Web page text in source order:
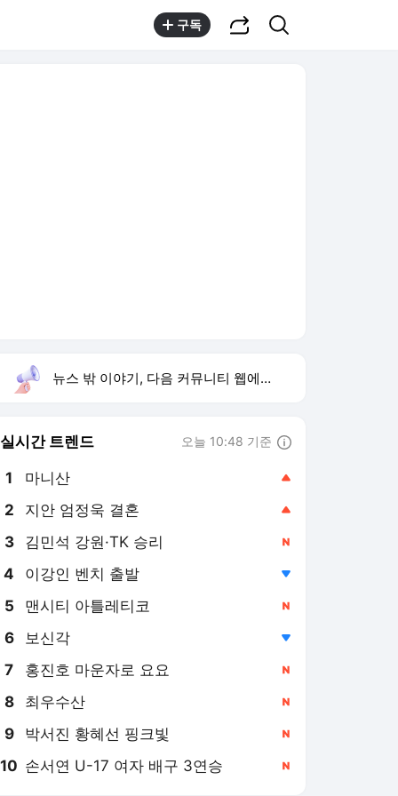
구독
뉴스 밖 이야기, 다음 커뮤니티 웹에서 보기
실시간 트렌드 오늘 10:48 기준
1 마니산
2 지안 엄정욱 결혼
3 김민석 강원·TK 승리
4 이강인 벤치 출발
5 맨시티 아틀레티코
6 보신각
7 홍진호 마운자로 요요
8 최우수산
9 박서진 황혜선 핑크빛
10 손서연 U-17 여자 배구 3연승